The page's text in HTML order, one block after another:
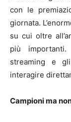
con le
giornata.
su cui oltre
più
streaming e
interagire
Campioni ma